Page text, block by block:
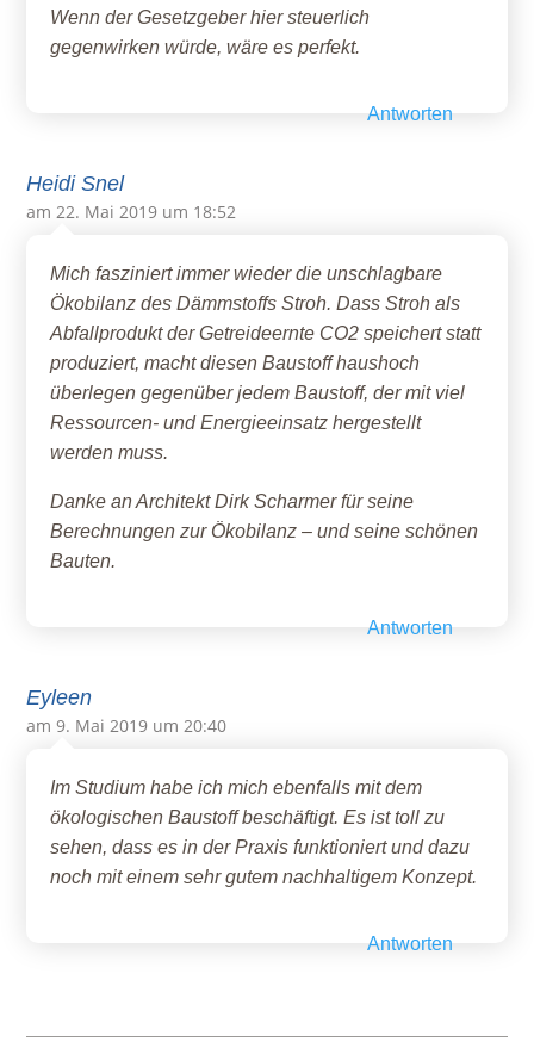
Wenn der Gesetzgeber hier steuerlich
gegenwirken würde, wäre es perfekt.
Antworten
Heidi Snel
am 22. Mai 2019 um 18:52
Mich fasziniert immer wieder die unschlagbare
Ökobilanz des Dämmstoffs Stroh. Dass Stroh als
Abfallprodukt der Getreideernte CO2 speichert statt
produziert, macht diesen Baustoff haushoch
überlegen gegenüber jedem Baustoff, der mit viel
Ressourcen- und Energieeinsatz hergestellt
werden muss.
Danke an Architekt Dirk Scharmer für seine
Berechnungen zur Ökobilanz – und seine schönen
Bauten.
Antworten
Eyleen
am 9. Mai 2019 um 20:40
Im Studium habe ich mich ebenfalls mit dem
ökologischen Baustoff beschäftigt. Es ist toll zu
sehen, dass es in der Praxis funktioniert und dazu
noch mit einem sehr gutem nachhaltigem Konzept.
Antworten